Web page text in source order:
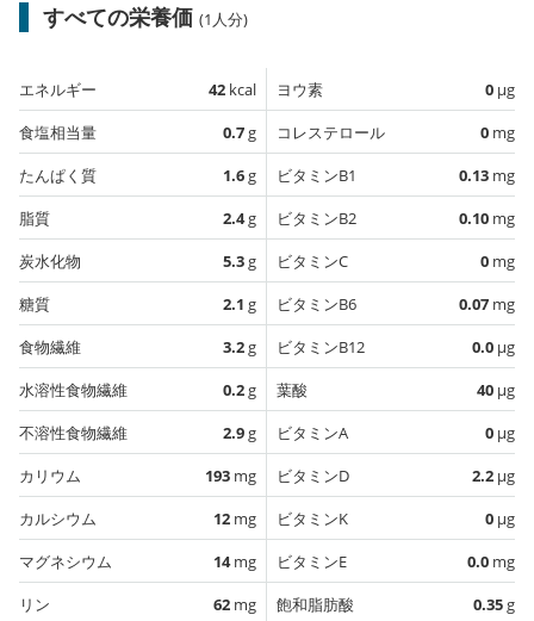
すべての栄養価 (1人分)
エネルギー 42 kcal
食塩相当量
0.7g
たんぱく質
1.6g
脂質
2.4g
炭水化物
5.3g
糖質
2.1 g
食物繊維
3.2g
水溶性食物繊維
0.2g
不溶性食物繊維
2.9g
カリウム
193 mg
カルシウム
12 mg
マグネシウム
14mg
リン
62 mg
ヨウ素 0 µg
コレステロール
0 mg
ビタミンB1
0.13 mg
ビタミンB2
0.10 mg
ビタミンC
0 mg
ビタミンB6
0.07 mg
ビタミンB12
0.0 µg
葉酸
40 µg
ビタミンA
0 µg
ビタミンD
2.2 µg
ビタミンK
0 µg
ビタミンE
0.0 mg
飽和脂肪酸
0.35g